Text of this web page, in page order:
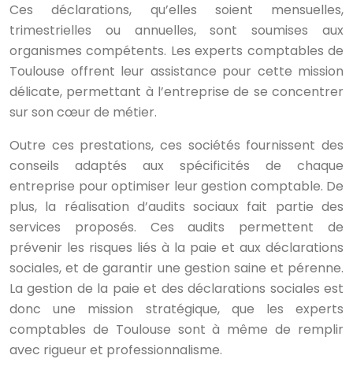
Ces déclarations, qu’elles soient mensuelles,
trimestrielles ou annuelles, sont soumises aux
organismes compétents. Les experts comptables de
Toulouse offrent leur assistance pour cette mission
délicate, permettant à l’entreprise de se concentrer
sur son cœur de métier.
Outre ces prestations, ces sociétés fournissent des
conseils adaptés aux spécificités de chaque
entreprise pour optimiser leur gestion comptable. De
plus, la réalisation d’audits sociaux fait partie des
services proposés. Ces audits permettent de
prévenir les risques liés à la paie et aux déclarations
sociales, et de garantir une gestion saine et pérenne.
La gestion de la paie et des déclarations sociales est
donc une mission stratégique, que les experts
comptables de Toulouse sont à même de remplir
avec rigueur et professionnalisme.